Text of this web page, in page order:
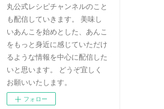
丸公式レシピチャンネルのこと
も配信していきます。 美味し
いあんこを始めとした、あんこ
をもっと身近に感じていただけ
るような情報を中心に配信した
いと思います。 どうぞ宜しく
お願いいたします。
フォロー